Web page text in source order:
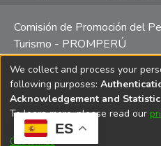
ES
Comisión de Promoción del
Turismo - PROMPERÚ
Central telefónica: (511) 616
Oeste 50, Edificio Mincetur,
Lima
We collect and process your
following purposes:
Acknowledgement and
To learn more, please read our
Customize